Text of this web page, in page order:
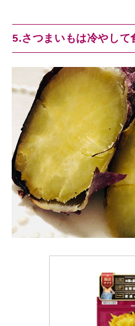
5.さつまいもは冷やして